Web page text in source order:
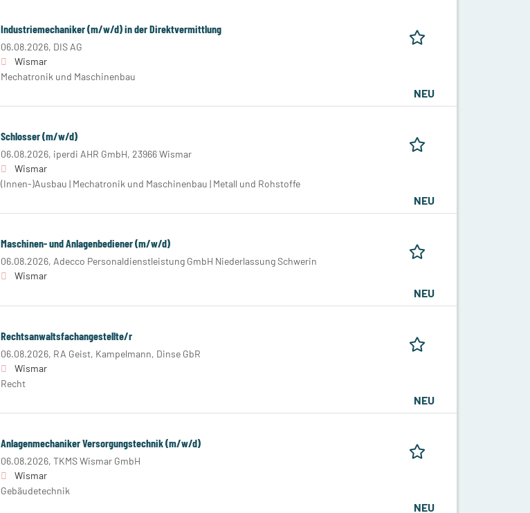
Industriemechaniker (m/w/d) in der Direktvermittlung
06.08.2026, DIS AG
Wismar
Mechatronik und Maschinenbau
NEU
Schlosser (m/w/d)
06.08.2026, iperdi AHR GmbH, 23966 Wismar
Wismar
(Innen-)Ausbau | Mechatronik und Maschinenbau | Metall und Rohstoffe
NEU
Maschinen- und Anlagenbediener (m/w/d)
06.08.2026, Adecco Personaldienstleistung GmbH Niederlassung Schwerin
Wismar
NEU
Rechtsanwaltsfachangestellte/r
06.08.2026, RA Geist, Kampelmann, Dinse GbR
Wismar
Recht
NEU
Anlagenmechaniker Versorgungstechnik (m/w/d)
06.08.2026, TKMS Wismar GmbH
Wismar
Gebäudetechnik
NEU